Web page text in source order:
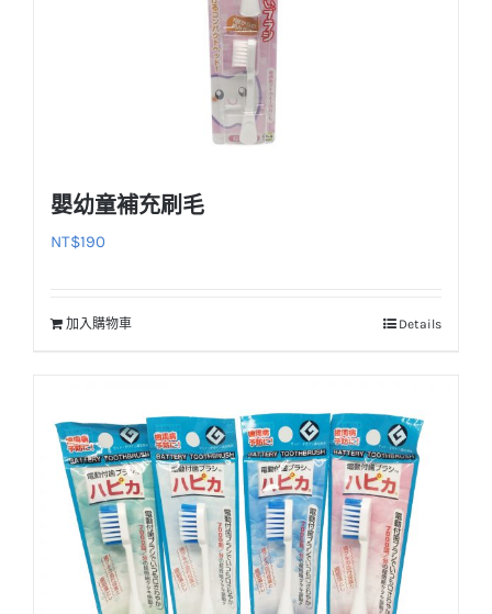
嬰幼童補充刷毛
NT$190
加入購物車 Details